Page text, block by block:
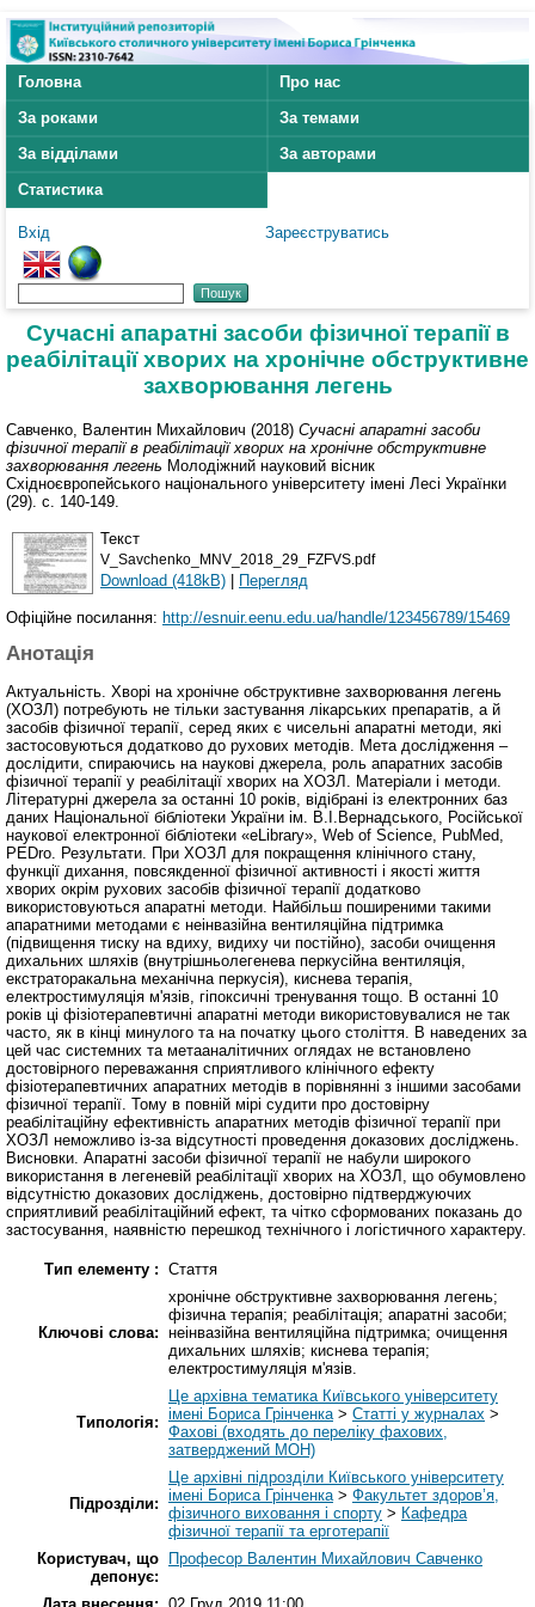
Головна
Про нас
За роками
За темами
За відділами
За авторами
Статистика
Вхід Зареєструватись
Сучасні апаратні засоби фізичної терапії в
реабілітації хворих на хронічне обструктивне
захворювання легень
Савченко, Валентин Михайлович (2018) Сучасні апаратні засоби
фізичної терапії в реабілітації хворих на хронічне обструктивне
захворювання легень Молодіжний науковий вісник
Східноєвропейського національного університету імені Лесі Українки
(29). с. 140-149.
Текст
V_Savchenko_MNV_2018_29_FZFVS.pdf
Download (418kB) | Перегляд
Офіційне посилання: http://esnuir.eenu.edu.ua/handle/123456789/15469
Анотація
Актуальність. Хворі на хронічне обструктивне захворювання легень
(ХОЗЛ) потребують не тільки застування лікарських препаратів, а й
засобів фізичної терапії, серед яких є чисельні апаратні методи, які
застосовуються додатково до рухових методів. Мета дослідження –
дослідити, спираючись на наукові джерела, роль апаратних засобів
фізичної терапії у реабілітації хворих на ХОЗЛ. Матеріали і методи.
Літературні джерела за останні 10 років, відібрані із електронних баз
даних Національної бібліотеки України ім. В.І.Вернадського, Російської
наукової електронної бібліотеки «eLibrary», Web of Science, PubMed,
PEDro. Результати. При ХОЗЛ для покращення клінічного стану,
функції дихання, повсякденної фізичної активності і якості життя
хворих окрім рухових засобів фізичної терапії додатково
використовуються апаратні методи. Найбільш поширеними такими
апаратними методами є неінвазійна вентиляційна підтримка
(підвищення тиску на вдиху, видиху чи постійно), засоби очищення
дихальних шляхів (внутрішньолегенева перкусійна вентиляція,
екстраторакальна механічна перкусія), киснева терапія,
електростимуляція м'язів, гіпоксичні тренування тощо. В останні 10
років ці фізіотерапевтичні апаратні методи використовувалися не так
часто, як в кінці минулого та на початку цього століття. В наведених за
цей час системних та метааналітичних оглядах не встановлено
достовірного переважання сприятливого клінічного ефекту
фізіотерапевтичних апаратних методів в порівнянні з іншими засобами
фізичної терапії. Тому в повній мірі судити про достовірну
реабілітаційну ефективність апаратних методів фізичної терапії при
ХОЗЛ неможливо із-за відсутності проведення доказових досліджень.
Висновки. Апаратні засоби фізичної терапії не набули широкого
використання в легеневій реабілітації хворих на ХОЗЛ, що обумовлено
відсутністю доказових досліджень, достовірно підтверджуючих
сприятливий реабілітаційний ефект, та чітко сформованих показань до
застосування, наявністю перешкод технічного і логістичного характеру.
Тип елементу : Стаття
Ключові слова:
хронічне обструктивне захворювання легень;
фізична терапія; реабілітація; апаратні засоби;
неінвазійна вентиляційна підтримка; очищення
дихальних шляхів; киснева терапія;
електростимуляція м'язів.
Типологія:
Це архівна тематика Київського університету
імені Бориса Грінченка> Статті у журналах >
Фахові (входять до переліку фахових,
затверджений МОН)
Підрозділи:
Це архівні підрозділи Київського університету
імені Бориса Грінченка> Факультет здоров’я,
фізичного виховання і спорту > Кафедра
фізичної терапії та ерготерапії
Користувач, що
депонує:
Професор Валентин Михайлович Савченко